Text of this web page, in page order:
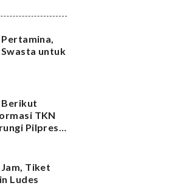
untuk
Berikut
TKN
Pilpres
hingga
Tiket
Ludes